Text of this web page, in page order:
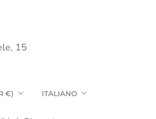
15
€) Lingua
ITALIANO